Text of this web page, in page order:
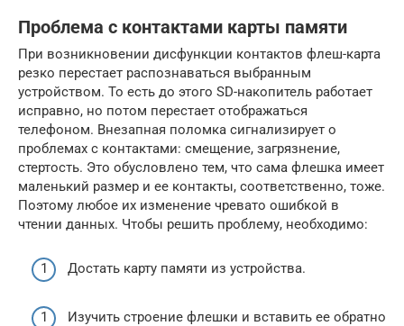
Проблема с контактами карты памяти
При возникновении дисфункции контактов флеш-карта
резко перестает распознаваться выбранным
устройством. То есть до этого SD-накопитель работает
исправно, но потом перестает отображаться
телефоном. Внезапная поломка сигнализирует о
проблемах с контактами: смещение, загрязнение,
стертость. Это обусловлено тем, что сама флешка имеет
маленький размер и ее контакты, соответственно, тоже.
Поэтому любое их изменение чревато ошибкой в
чтении данных. Чтобы решить проблему, необходимо:
Достать карту памяти из устройства.
Изучить строение флешки и вставить ее обратно